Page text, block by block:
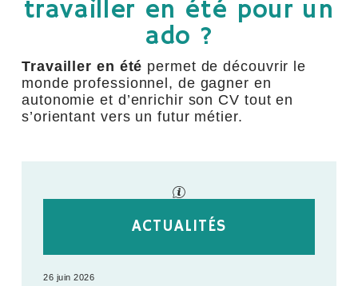
travailler en été pour un
ado ?
Travailler en été permet de découvrir le
monde professionnel, de gagner en
autonomie et d’enrichir son CV tout en
s’orientant vers un futur métier.
ACTUALITÉS
26 juin 2026